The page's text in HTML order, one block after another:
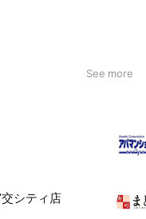
See more
シティ店